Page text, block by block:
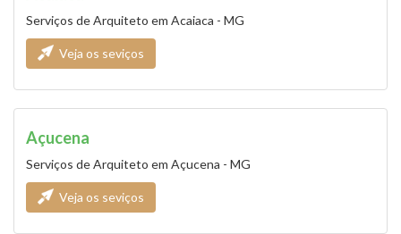
Serviços de Arquiteto em Acaiaca - MG
Veja os seviços
Açucena
Serviços de Arquiteto em Açucena - MG
Veja os seviços